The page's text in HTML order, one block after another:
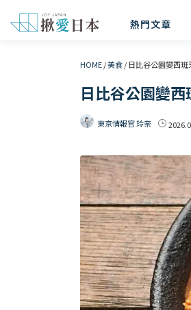
熱門文章
HOME/美食/日比谷公園變西
日比谷公園變
東京情報官 玲奈